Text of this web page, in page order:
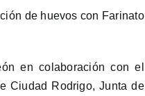
de huevos con Farinato
en colaboración con el
Ciudad Rodrigo, Junta de